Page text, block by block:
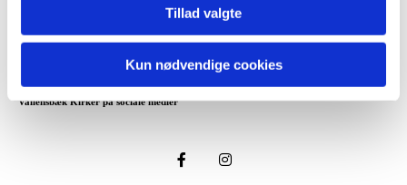
Tillad valgte
Kun nødvendige cookies
Email:vallensbaek.sogn@km.dk
GLN-nummer: 5798 0008 57810
Vallensbæk Kirker på sociale medier